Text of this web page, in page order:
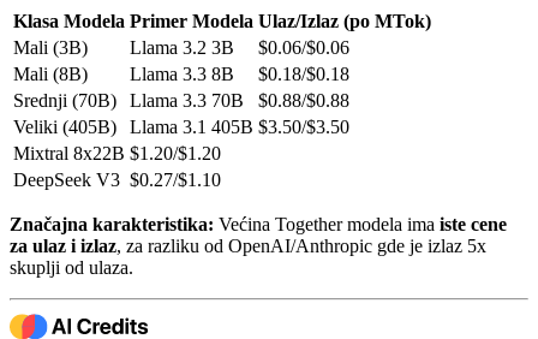
Klasa Modela Primer Modela Ulaz/Izlaz (po MTok)
Mali (3B)
Llama 3.2 3B
$0.06/$0.06
Mali (8B)
Llama 3.3 8B
$0.18/$0.18
Srednji (70B)
Llama 3.3 70B
$0.88/$0.88
Veliki (405B)
Llama 3.1 405B $3.50/$3.50
Mixtral 8x22B $1.20/$1.20
DeepSeek V3 $0.27/$1.10
Značajna karakteristika: Većina Together modela ima iste cene
za ulaz i izlaz, za razliku od OpenAI/Anthropic gde je izlaz 5x
skuplji od ulaza.